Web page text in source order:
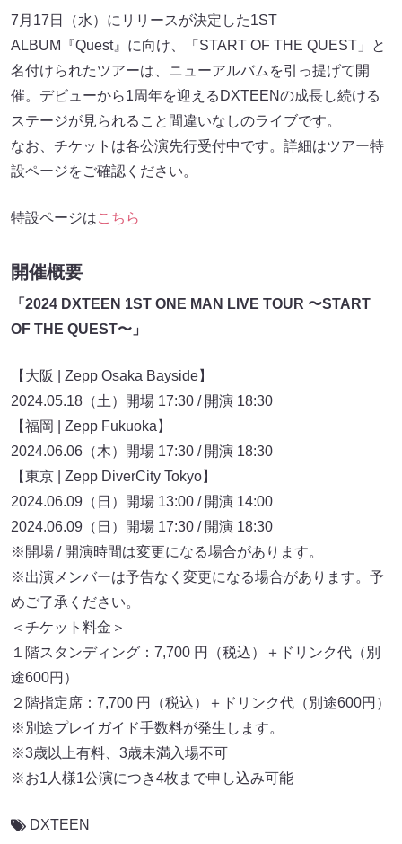
7月17日（水）にリリースが決定した1ST
ALBUM『Quest』に向け、「START OF THE QUEST」と
名付けられたツアーは、ニューアルバムを引っ提げて開
催。デビューから1周年を迎えるDXTEENの成長し続ける
ステージが見られること間違いなしのライブです。
なお、チケットは各公演先行受付中です。詳細はツアー特
設ページをご確認ください。
特設ページはこちら
開催概要
「2024 DXTEEN 1ST ONE MAN LIVE TOUR 〜START
OF THE QUEST〜」
【大阪 | Zepp Osaka Bayside】
2024.05.18（土）開場 17:30 / 開演 18:30
【福岡 | Zepp Fukuoka】
2024.06.06（木）開場 17:30 / 開演 18:30
【東京 | Zepp DiverCity Tokyo】
2024.06.09（日）開場 13:00 / 開演 14:00
2024.06.09（日）開場 17:30 / 開演 18:30
※開場 / 開演時間は変更になる場合があります。
※出演メンバーは予告なく変更になる場合があります。予
めご了承ください。
＜チケット料金＞
１階スタンディング：7,700 円（税込）＋ドリンク代（別
途600円）
２階指定席：7,700 円（税込）＋ドリンク代（別途600円）
※別途プレイガイド手数料が発生します。
※3歳以上有料、3歳未満入場不可
※お1人様1公演につき4枚まで申し込み可能
DXTEEN